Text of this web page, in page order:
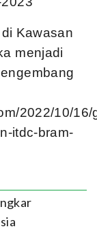
Kawasan
menjadi
2022/10/16/
itdc-bram-